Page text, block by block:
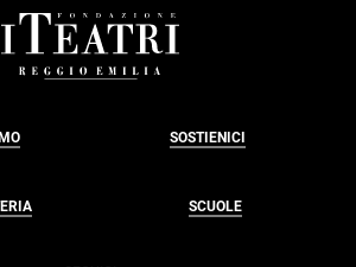
SOSTIENICI
SCUOLE